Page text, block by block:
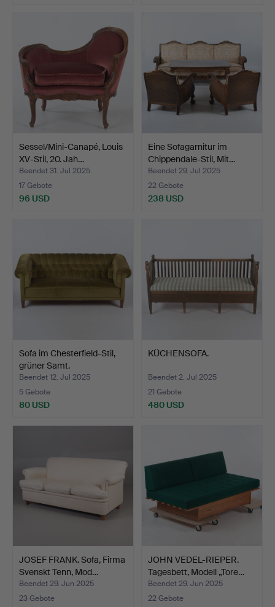
Sessel/Mini-Canapé, Louis
XV-Stil, 20. Jah…
Beendet 31. Jul 2025
17 Gebote
96 USD
Eine Sofagarnitur im
Chippendale-Stil, Mit…
Beendet 29. Jul 2025
22 Gebote
238 USD
Sofa im Chesterfield-Stil,
grüner Samt.
Beendet 12. Jul 2025
5 Gebote
80 USD
KÜCHENSOFA.
Beendet 2. Jul 2025
21 Gebote
480 USD
JOSEF FRANK. Sofa, Firma
Svenskt Tenn, Mod…
Beendet 29. Jun 2025
23 Gebote
JOHN VEDEL-RIEPER.
Tagesbett, Modell „Tore…
Beendet 29. Jun 2025
22 Gebote